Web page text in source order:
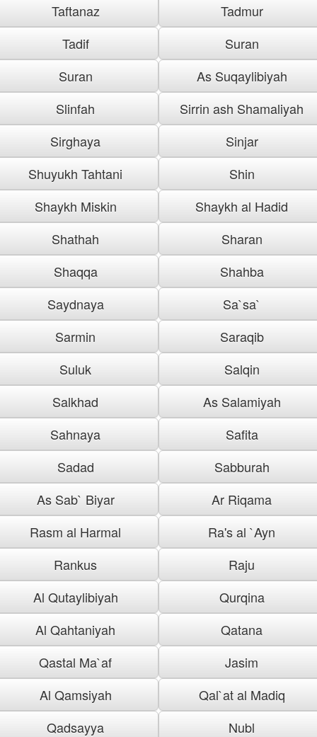
Taftanaz
Tadmur
Tadif
Suran
Suran
As Suqaylibiyah
Slinfah
Sirrin ash Shamaliyah
Sirghaya
Sinjar
Shuyukh Tahtani
Shin
Shaykh Miskin
Shaykh al Hadid
Shathah
Sharan
Shaqqa
Shahba
Saydnaya
Sa`sa`
Sarmin
Saraqib
Suluk
Salqin
Salkhad
As Salamiyah
Sahnaya
Safita
Sadad
Sabburah
As Sab` Biyar
Ar Riqama
Rasm al Harmal
Ra's al `Ayn
Rankus
Raju
Al Qutaylibiyah
Qurqina
Al Qahtaniyah
Qatana
Qastal Ma`af
Jasim
Al Qamsiyah
Qal`at al Madiq
Qadsayya
Nubl